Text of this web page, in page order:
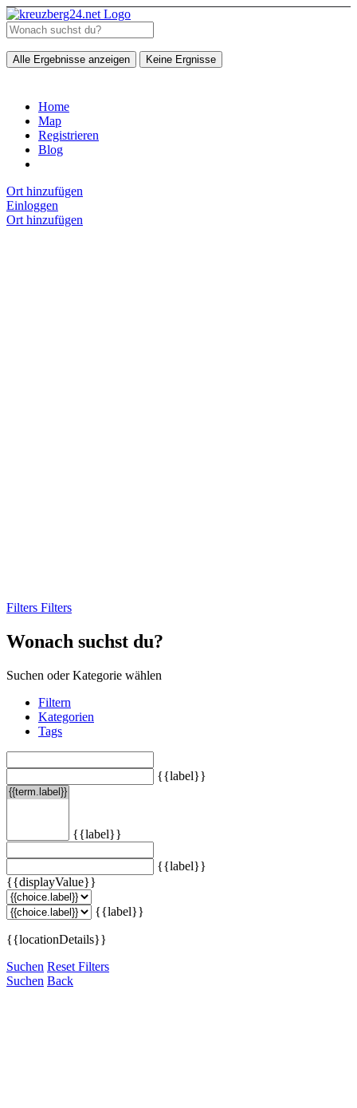
Alle Ergebnisse anzeigen Keine Ergnisse
Home
Map
Registrieren
Blog
Ort hinzufügen
Einloggen
Ort hinzufügen
Filters Filters
Wonach suchst du?
Suchen oder Kategorie wählen
Filtern
Kategorien
Tags
{{label}}
{{label}}
{{label}}
{{displayValue}}
{{label}}
{{locationDetails}}
Suchen Reset Filters
Suchen Back